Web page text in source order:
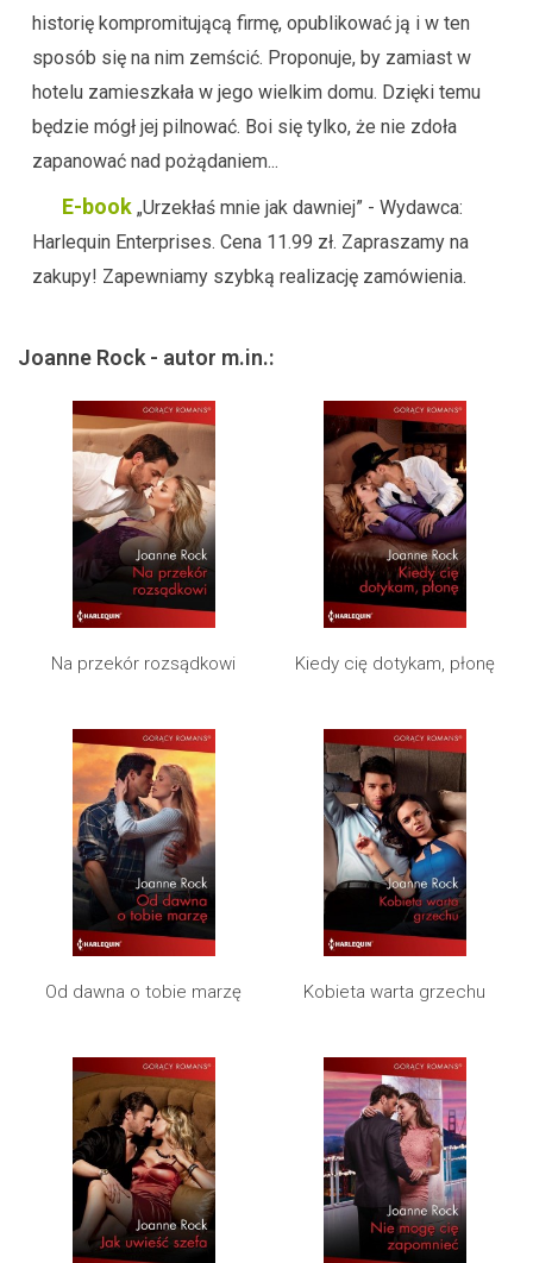
historię kompromitującą firmę, opublikować ją i w ten
sposób się na nim zemścić. Proponuje, by zamiast w
hotelu zamieszkała w jego wielkim domu. Dzięki temu
będzie mógł jej pilnować. Boi się tylko, że nie zdoła
zapanować nad pożądaniem...
E-book „Urzekłaś mnie jak dawniej” - Wydawca:
Harlequin Enterprises. Cena 11.99 zł. Zapraszamy na
zakupy! Zapewniamy szybką realizację zamówienia.
Joanne Rock - autor m.in.:
Na przekór rozsądkowi Kiedy cię dotykam, płonę
Od dawna o tobie marzę Kobieta warta grzechu